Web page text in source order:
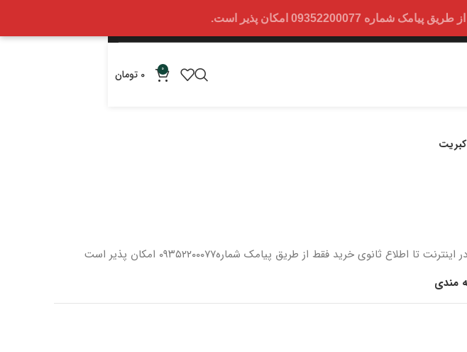
امکان پذیر است.
0
0 تومان
کبریت
اینترنتتا اطلاع ثانویخریدفقط از طریق پیامک شماره۰۹۳۵۲۲۰۰۰۷۷ امکان پذیر است
مندی